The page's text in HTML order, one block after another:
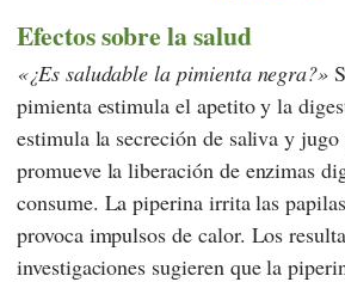
Efectos sobre la salud
¿Es saludable la pimienta negra?
pimienta estimula el apetito y la
estimula la secreción de saliva y
promueve la liberación de enzimas
consume. La piperina irrita las
provoca impulsos de calor. Los
investigaciones sugieren que la